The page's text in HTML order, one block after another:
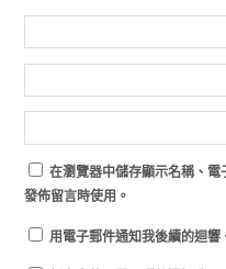
在瀏覽器中儲存顯示名稱、電
發佈留言時使用。
用電子郵件通知我後續的迴響